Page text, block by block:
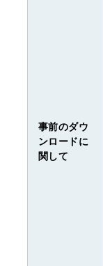
事前のダウ
ンロードに
関して